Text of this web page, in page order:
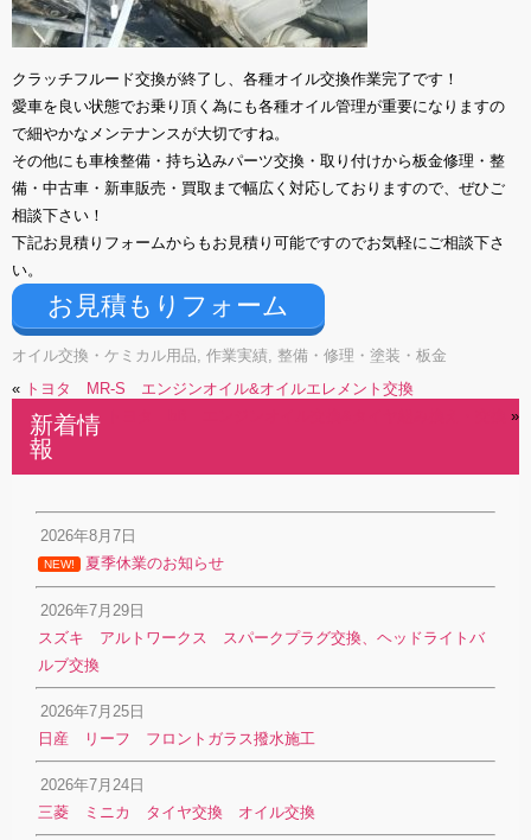
クラッチフルード交換が終了し、各種オイル交換作業完了です！
愛車を良い状態でお乗り頂く為にも各種オイル管理が重要になりますの
で細やかなメンテナンスが大切ですね。
その他にも車検整備・持ち込みパーツ交換・取り付けから板金修理・整
備・中古車・新車販売・買取まで幅広く対応しておりますので、ぜひご
相談下さい！
下記お見積りフォームからもお見積り可能ですのでお気軽にご相談下さ
い。
お見積もりフォーム
オイル交換・ケミカル用品, 作業実績, 整備・修理・塗装・板金
« トヨタ MR-S エンジンオイル&オイルエレメント交換
»
新着情
報
2026年8月7日
NEW! 夏季休業のお知らせ
2026年7月29日
スズキ アルトワークス スパークプラグ交換、ヘッドライトバ
ルブ交換
2026年7月25日
日産 リーフ フロントガラス撥水施工
2026年7月24日
三菱 ミニカ タイヤ交換 オイル交換